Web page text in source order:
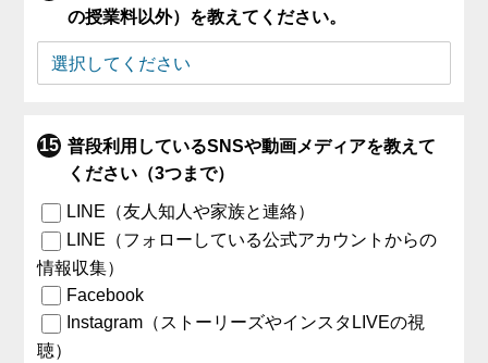
の授業料以外）を教えてください。
普段利用しているSNSや動画メディアを教えて
ください（3つまで）
LINE（友人知人や家族と連絡）
LINE（フォローしている公式アカウントからの
情報収集）
Facebook
Instagram（ストーリーズやインスタLIVEの視
聴）